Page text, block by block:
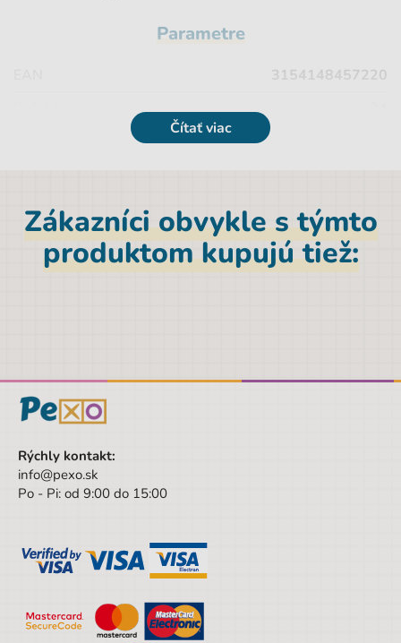
Parametre
3154148457220
Výška
1,1 cm
Pohlavie
Univerzálny
Farba
viacfarebná
Šírka obalu
Hĺbka obalu
Sada/Sety/Balíčky
Designová položka
Čítať viac
Zákazníci obvykle s týmto
produktom kupujú tiež:
Rýchly kontakt:
info@pexo.sk
Po - Pi: od 9:00 do 15:00